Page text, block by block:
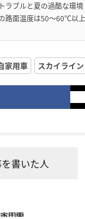
ラブルと夏の過酷な環
路面温度は50〜60℃以
家用車 スカイライン
書いた人